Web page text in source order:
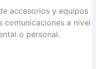
accesorios y equipos
comunicaciones a nivel
o personal.